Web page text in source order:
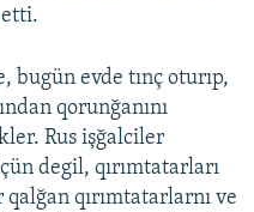
etti.
bugün evde tınç oturıp,
qorunğanını
Rus işğalciler
degil, qırımtatarları
qırımtatarlarnı ve